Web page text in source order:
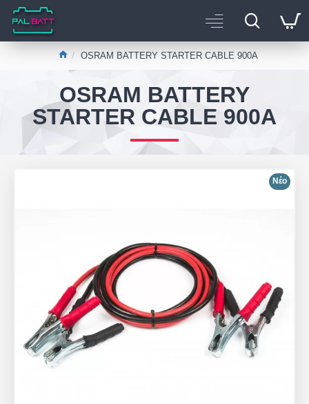
OSRAM BATTERY STARTER CABLE 900A
OSRAM BATTERY
STARTER CABLE 900A
Νέο